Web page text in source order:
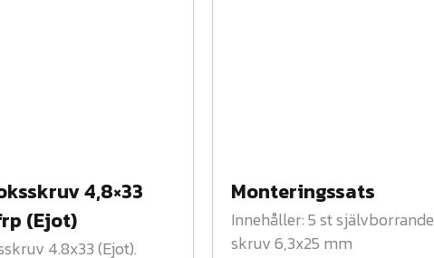
4,8×33
(Ejot)
4.8x33 (Ejot).
Monteringssats
Innehåller: 5 st självborrande
skruv 6,3x25 mm